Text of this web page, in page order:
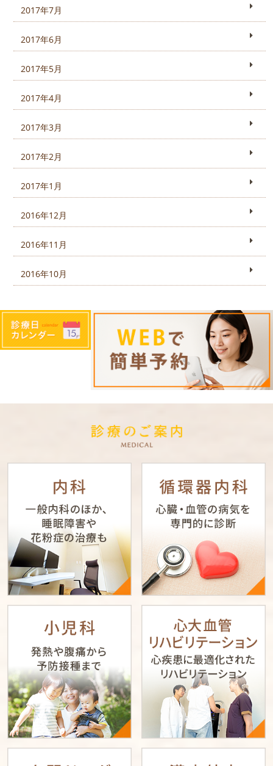
2017年7月
2017年6月
2017年5月
2017年4月
2017年3月
2017年2月
2017年1月
2016年12月
2016年11月
2016年10月